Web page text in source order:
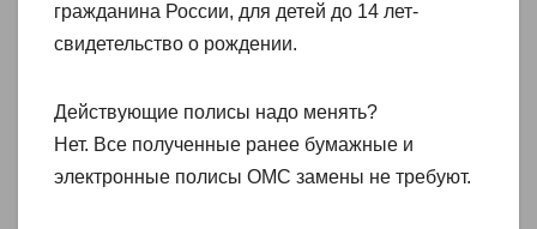
гражданина России, для детей до 14 лет-
свидетельство о рождении.
Действующие полисы надо менять?
Нет. Все полученные ранее бумажные и
электронные полисы ОМС замены не требуют.